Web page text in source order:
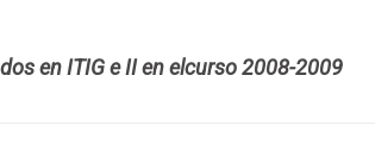
en ITIG e II en elcurso 2008-2009